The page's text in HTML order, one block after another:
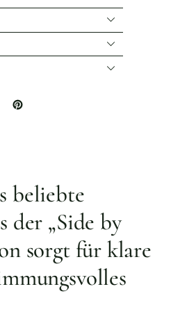
beliebte
der „Side by
sorgt für klare